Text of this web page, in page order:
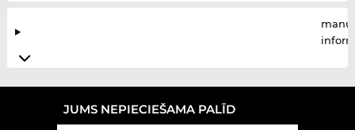
JUMS NEPIECIEŠAMA PALĪD